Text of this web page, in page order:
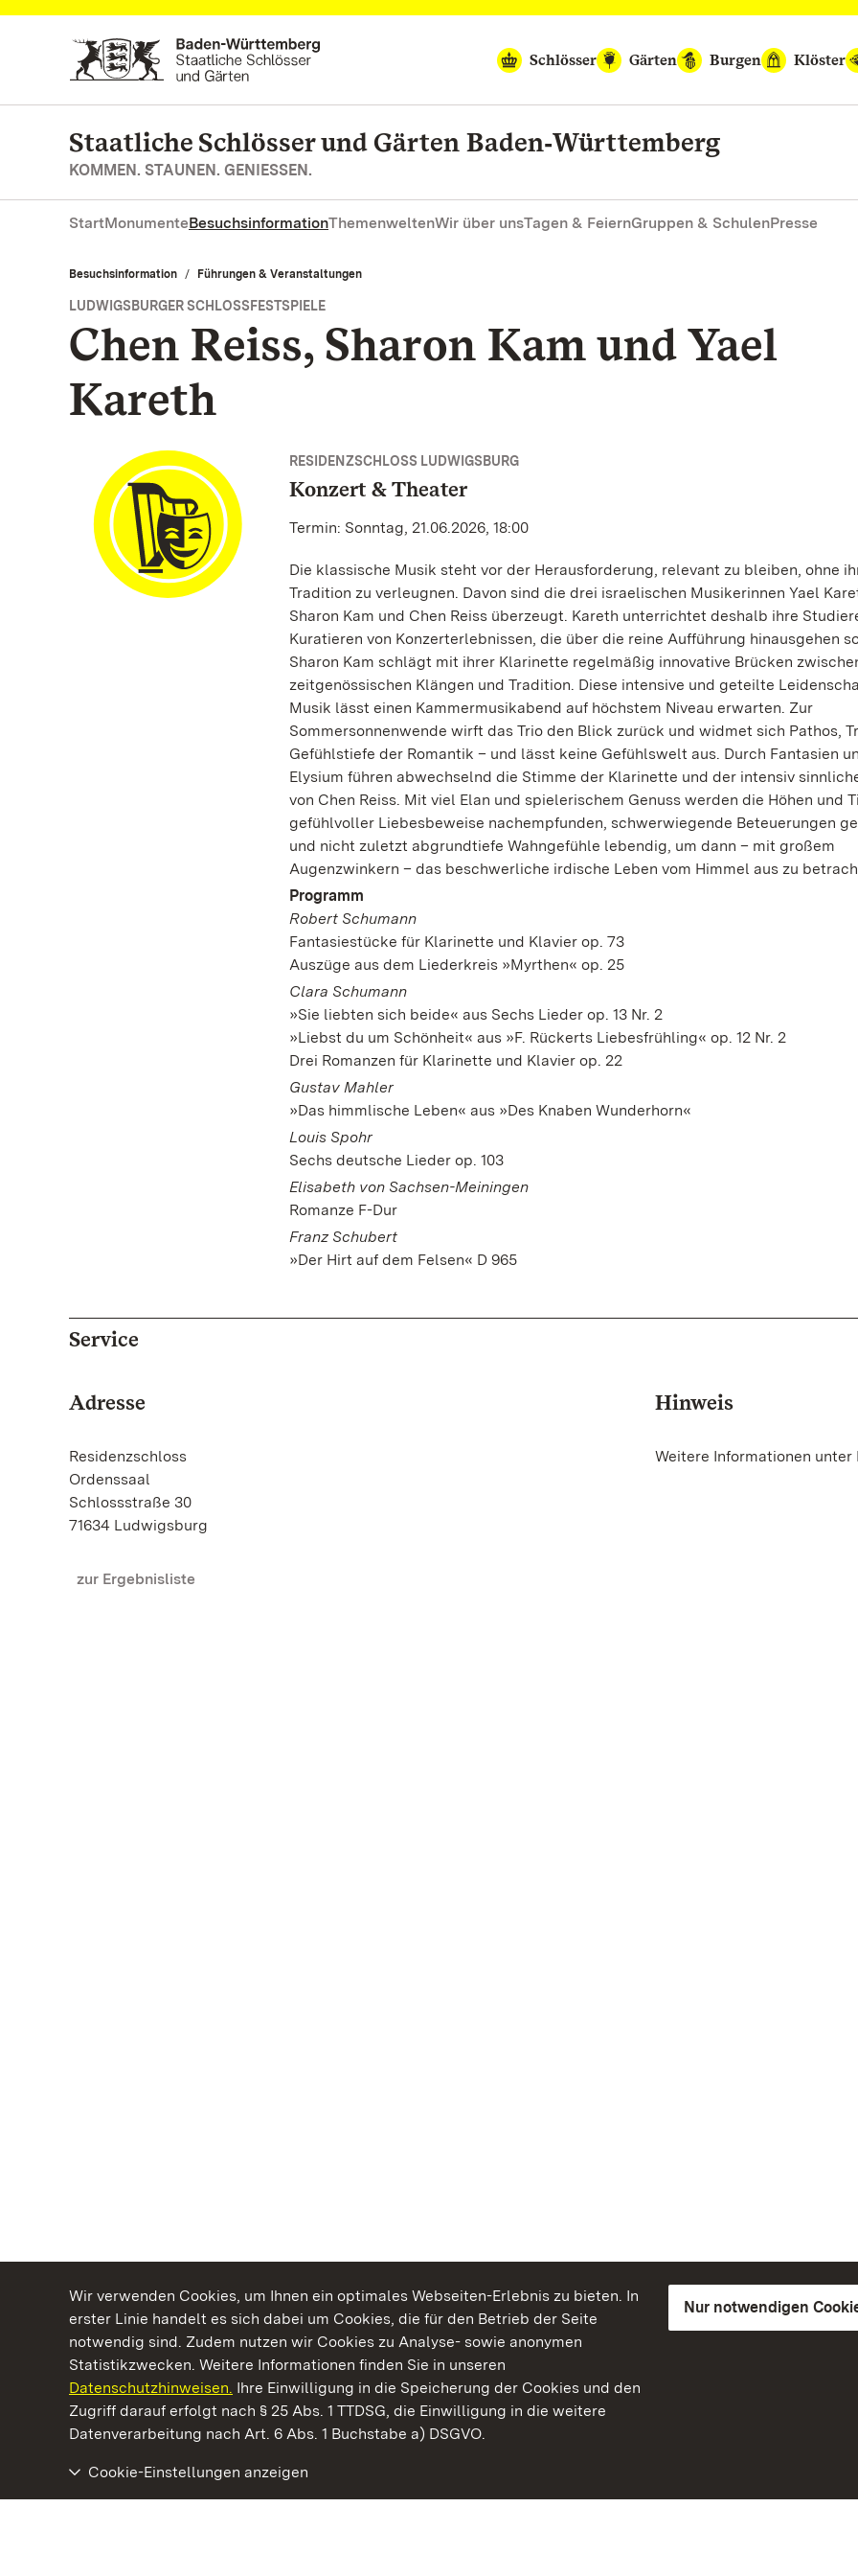
Wir verwenden Cookies, um Ihnen ein optimales Webseiten-Erlebnis zu bieten. In
erster Linie handelt es sich dabei um Cookies, die für den Betrieb der Seite
notwendig sind. Zudem nutzen wir Cookies zu Analyse- sowie anonymen
Statistikzwecken. Weitere Informationen finden Sie in unseren
Datenschutzhinweisen. Ihre Einwilligung in die Speicherung der Cookies und den
Zugriff darauf erfolgt nach § 25 Abs. 1 TTDSG, die Einwilligung in die weitere
Datenverarbeitung nach Art. 6 Abs. 1 Buchstabe a) DSGVO.
Nur notwendigen
Cookie-Einstellungen anzeigen
Zum Hauptinhalt springen
Schlösser
Gärten Burgen Klöster
Staatliche Schlösser und Gärten Baden‑Württemberg
KOMMEN. STAUNEN. GENIESSEN.
StartMonumenteBesuchsinformationThemenweltenWir über unsTagen & FeiernGruppen & SchulenPresse
Besuchsinformation Führungen & Veranstaltungen
LUDWIGSBURGER SCHLOSSFESTSPIELE
Chen Reiss, Sharon Kam und Yael
Kareth
RESIDENZSCHLOSS LUDWIGSBURG
Konzert & Theater
Termin: Sonntag, 21.06.2026, 18:00
Die klassische Musik steht vor der Herausforderung, relevant zu bleiben, ohne
Tradition zu verleugnen. Davon sind die drei israelischen Musikerinnen Yael
Sharon Kam und Chen Reiss überzeugt. Kareth unterrichtet deshalb ihre
Kuratieren von Konzerterlebnissen, die über die reine Aufführung hinausgehen
Sharon Kam schlägt mit ihrer Klarinette regelmäßig innovative Brücken
zeitgenössischen Klängen und Tradition. Diese intensive und geteilte
Musik lässt einen Kammermusikabend auf höchstem Niveau erwarten. Zur
Sommersonnenwende wirft das Trio den Blick zurück und widmet sich Pathos,
Gefühlstiefe der Romantik – und lässt keine Gefühlswelt aus. Durch Fantasien
Elysium führen abwechselnd die Stimme der Klarinette und der intensiv
von Chen Reiss. Mit viel Elan und spielerischem Genuss werden die Höhen und
gefühlvoller Liebesbeweise nachempfunden, schwerwiegende Beteuerungen
und nicht zuletzt abgrundtiefe Wahngefühle lebendig, um dann – mit großem
Augenzwinkern – das beschwerliche irdische Leben vom Himmel aus zu
Programm
Robert Schumann
Fantasiestücke für Klarinette und Klavier op. 73
Auszüge aus dem Liederkreis »Myrthen« op. 25
Clara Schumann
»Sie liebten sich beide« aus Sechs Lieder op. 13 Nr. 2
»Liebst du um Schönheit« aus »F. Rückerts Liebesfrühling« op. 12 Nr. 2
Drei Romanzen für Klarinette und Klavier op. 22
Gustav Mahler
»Das himmlische Leben« aus »Des Knaben Wunderhorn«
Louis Spohr
Sechs deutsche Lieder op. 103
Elisabeth von Sachsen-Meiningen
Romanze F-Dur
Franz Schubert
»Der Hirt auf dem Felsen« D 965
Service
Adresse
Residenzschloss
Ordenssaal
Schlossstraße 30
71634 Ludwigsburg
Hinweis
Weitere Informationen
zur Ergebnisliste
Kommen. Staunen. Genießen.